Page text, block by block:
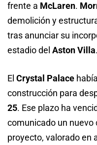
frente a McLaren.
demolición y
tras anunciar su
estadio del Aston Villa.
El Crystal Palace
construcción para
25. Ese plazo ha
comunicado un nuevo
proyecto, valorado en